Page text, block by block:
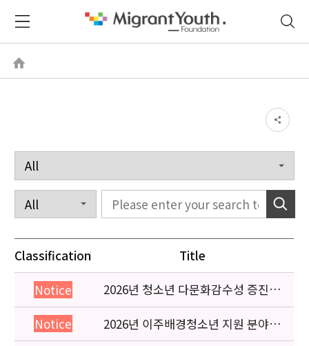
Classification Title
Notice
2026년 청소년 다문화감수성 증진
프로그램 「다가감」신청기관 안내
Notice
2026년 이주배경청소년 지원 분야
종사자 역량강화 교육 일정 안내